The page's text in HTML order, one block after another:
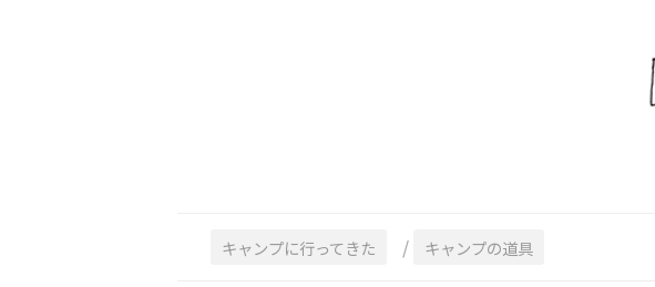
キャンプに行ってきた / キャンプの道具